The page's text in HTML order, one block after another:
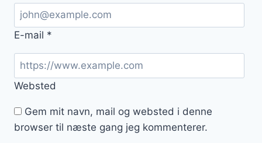
E-mail *
Websted
Gem mit navn, mail og websted i denne
browser til næste gang jeg kommenterer.